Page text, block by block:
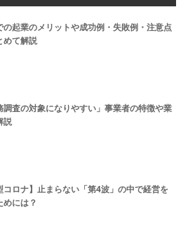
の起業のメリットや成功例・失敗例・注意点
めて解説
調査の対象になりやすい」事業者の特徴や業
説
コロナ】止まらない「第4波」の中で経営を
めには？